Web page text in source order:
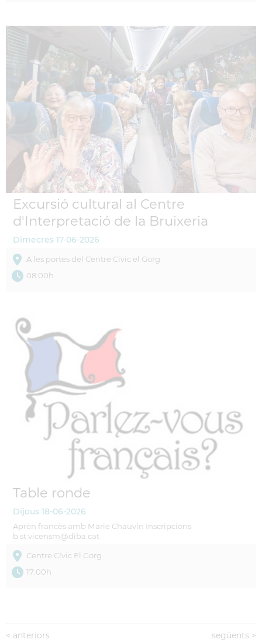
Excursió cultural al Centre
d'Interpretació de la Bruixeria
Dimecres 17-06-2026
A les portes del Centre Cívic el Gorg
08:00h
Table ronde
Dijous 18-06-2026
Aprèn francès amb Marie Chauvin Inscripcions:
b.st.vicensm@diba.cat
Centre Cívic El Gorg
17:00h
< anteriors següents >